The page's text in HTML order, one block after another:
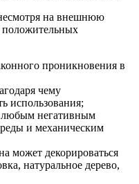
на внешнюю
положительных
проникновения в
чему
использования;
любым негативным
и механическим
может декорироваться
натуральное дерево,